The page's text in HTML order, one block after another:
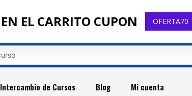
EN EL CARRITO CUPON OFERTA70
Intercambio de Cursos Blog Mi cuenta